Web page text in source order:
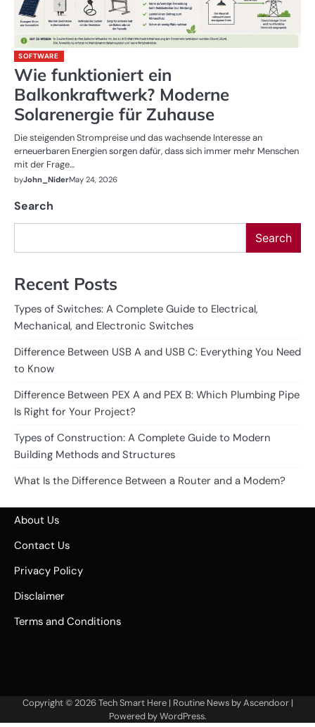
SOFTWARE
Wie funktioniert ein
Balkonkraftwerk? Moderne
Solarenergie für Zuhause
Die steigenden Strompreise und das wachsende Interesse an
erneuerbaren Energien sorgen dafür, dass sich immer mehr Menschen
mit der Frage…
byJohn_NiderMay 24, 2026
Search
Search
Recent Posts
Types of Switches: A Complete Guide to Electrical,
Mechanical, and Electronic Switches
Difference Between USB A and USB C: Everything You Need
to Know
Difference Between PEX A and PEX B: Which Plumbing Pipe
Is Right for Your Project?
Types of Construction: A Complete Guide to Modern
Building Methods and Structures
What Is the Difference Between a Router and a Modem?
About Us
Contact Us
Privacy Policy
Disclaimer
Terms and Conditions
Copyright © 2026Tech Smart Here| Routine News byAscendoor|
Powered byWordPress.